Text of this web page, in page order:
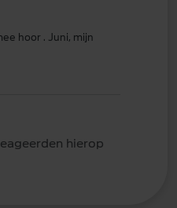
hoor . Juni, mijn
hierop